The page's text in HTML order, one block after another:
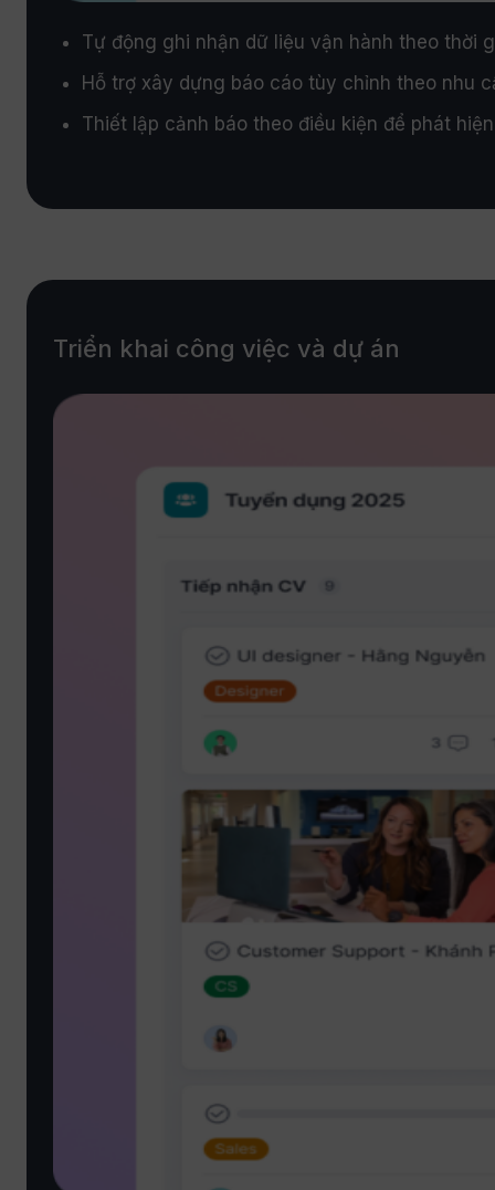
Tự động ghi nhận dữ liệu vận hành theo thời
Hỗ trợ xây dựng báo cáo tùy chỉnh theo nhu
Thiết lập cảnh báo theo điều kiện để phát
Triển khai công việc và dự án